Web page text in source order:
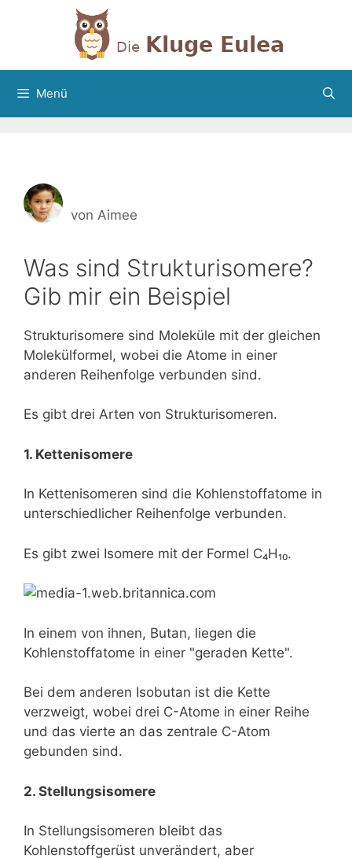
Menü
von Aimee
Was sind Strukturisomere?
Gib mir ein Beispiel
Strukturisomere sind Moleküle mit der gleichen
Molekülformel, wobei die Atome in einer
anderen Reihenfolge verbunden sind.
Es gibt drei Arten von Strukturisomeren.
1. Kettenisomere
In Kettenisomeren sind die Kohlenstoffatome in
unterschiedlicher Reihenfolge verbunden.
Es gibt zwei Isomere mit der Formel C₄H₁₀.
In einem von ihnen, Butan, liegen die
Kohlenstoffatome in einer "geraden Kette".
Bei dem anderen Isobutan ist die Kette
verzweigt, wobei drei C-Atome in einer Reihe
und das vierte an das zentrale C-Atom
gebunden sind.
2. Stellungsisomere
In Stellungsisomeren bleibt das
Kohlenstoffgerüst unverändert, aber